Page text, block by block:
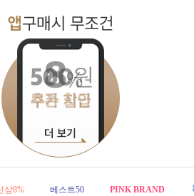
상8% 베스트50 PINK BRAND